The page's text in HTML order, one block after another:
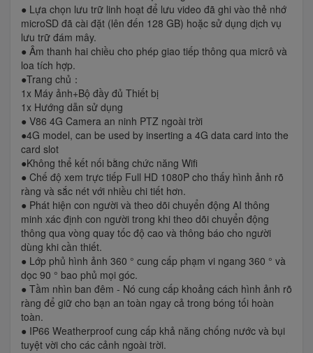
● Lựa chọn lưu trữ linh hoạt để lưu video đã ghi vào thẻ nhớ
microSD đã cài đặt (lên đến 128 GB) hoặc sử dụng dịch vụ
lưu trữ đám mây.
● Âm thanh hai chiều cho phép giao tiếp thông qua micrô và
loa tích hợp.
●Trang chủ：
1x Máy ảnh+Bộ đầy đủ Thiết bị
1x Hướng dẫn sử dụng
● V86 4G Camera an ninh PTZ ngoài trời
●4G model, can be used by inserting a 4G data card into the
card slot
●Không thể kết nối bằng chức năng Wifi
● Chế độ xem trực tiếp Full HD 1080P cho thấy hình ảnh rõ
ràng và sắc nét với nhiều chi tiết hơn.
● Phát hiện con người và theo dõi chuyển động AI thông
minh xác định con người trong khi theo dõi chuyển động
thông qua vòng quay tốc độ cao và thông báo cho người
dùng khi cần thiết.
● Lớp phủ hình ảnh 360 ° cung cấp phạm vi ngang 360 ° và
dọc 90 ° bao phủ mọi góc.
● Tầm nhìn ban đêm - Nó cung cấp khoảng cách hình ảnh rõ
ràng để giữ cho bạn an toàn ngay cả trong bóng tối hoàn
toàn.
● IP66 Weatherproof cung cấp khả năng chống nước và bụi
tuyệt vời cho các cảnh ngoài trời.